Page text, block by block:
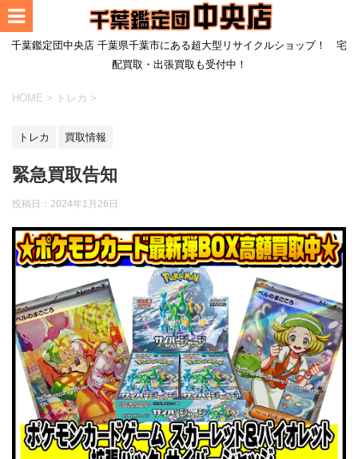
千葉鑑定団中央店 千葉県千葉市にある超大型リサイクルショップ！ 宅
配買取・出張買取も受付中！
HOME > トレカ >
トレカ 買取情報
緊急買取告知
投稿日： 2024年1月26日